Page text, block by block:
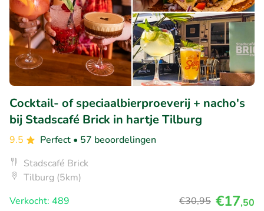
Cocktail- of speciaalbierproeverij + nacho's
bij Stadscafé Brick in hartje Tilburg
9.5 Perfect • 57 beoordelingen
Stadscafé Brick
Tilburg (5km)
Verkocht: 489
€30,95 €17,50